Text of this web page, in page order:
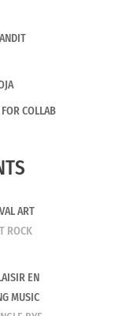
COLLAB
ART
ROCK
EN
MUSIC